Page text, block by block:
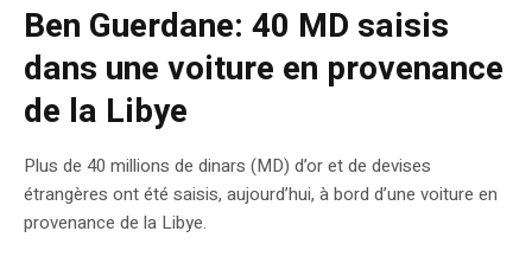
Ben Guerdane: 40 MD saisis
dans une voiture en provenance
de la Libye
Plus de 40 millions de dinars (MD) d’or et de devises
étrangères ont été saisis, aujourd’hui, à bord d’une voiture en
provenance de la Libye.